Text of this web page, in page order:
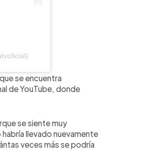
se encuentra
de YouTube, donde
se siente muy
llevado nuevamente
veces más se podría